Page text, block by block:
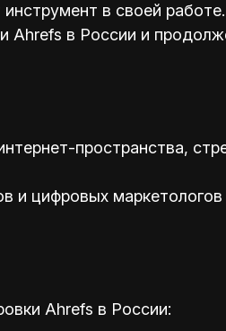
в своей работе.
Ahrefs в России и
пространства,
и цифровых
Ahrefs в России: